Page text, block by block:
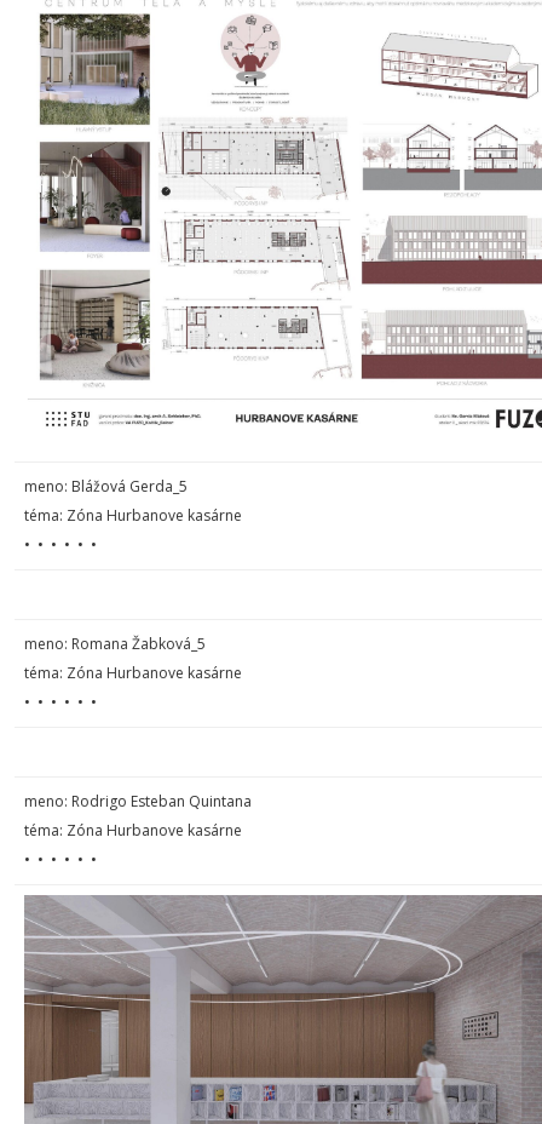
meno: Blážová Gerda_5
téma: Zóna Hurbanove kasárne
• • • • • •
meno: Romana Žabková_5
téma: Zóna Hurbanove kasárne
• • • • • •
meno: Rodrigo Esteban Quintana
téma: Zóna Hurbanove kasárne
• • • • • •